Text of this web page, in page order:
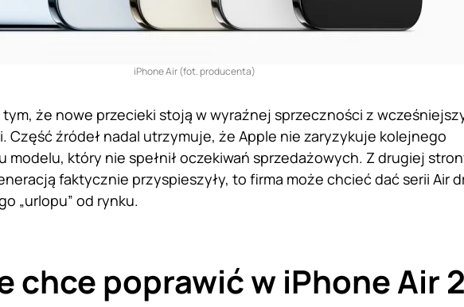
iPhone Air (fot. producenta)
że nowe przecieki stoją w wyraźnej sprzeczności z
Część źródeł nadal utrzymuje, że Apple nie zaryzykuje kolejnego
który nie spełnił oczekiwań sprzedażowych. Z drugiej
faktycznie przyspieszyły, to firma może chcieć dać serii Air
„urlopu” od rynku.
chce poprawić w iPhone Air